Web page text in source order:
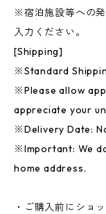
※宿泊施設等への
入力ください。
[Shipping]
※Standard
※Please allow
appreciate your
※Delivery Date:
※Important: We
home address.
・ご購入前にショ